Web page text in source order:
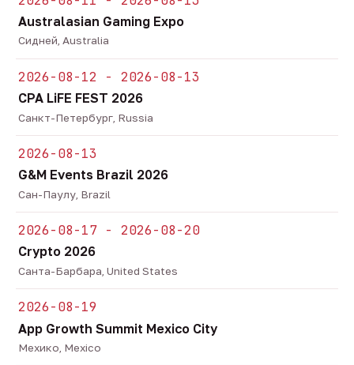
Australasian Gaming Expo
Сидней, Australia
2026-08-12 - 2026-08-13
CPA LiFE FEST 2026
Санкт-Петербург, Russia
2026-08-13
G&M Events Brazil 2026
Сан-Паулу, Brazil
2026-08-17 - 2026-08-20
Crypto 2026
Санта-Барбара, United States
2026-08-19
App Growth Summit Mexico City
Мехико, Mexico